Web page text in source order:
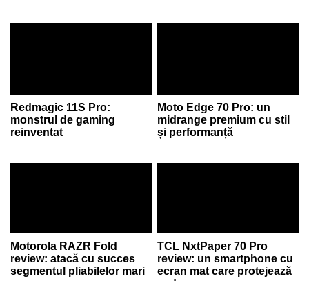
Redmagic 11S Pro:
monstrul de gaming
reinventat
Moto Edge 70 Pro: un
midrange premium cu stil
și performanță
Motorola RAZR Fold
review: atacă cu succes
segmentul pliabilelor mari
TCL NxtPaper 70 Pro
review: un smartphone cu
ecran mat care protejează